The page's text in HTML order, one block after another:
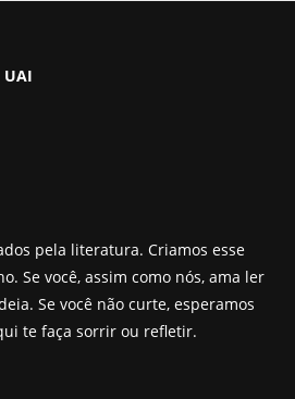
UAI
pela literatura. Criamos esse
Se você, assim como nós, ama ler
Se você não curte, esperamos
te faça sorrir ou refletir.